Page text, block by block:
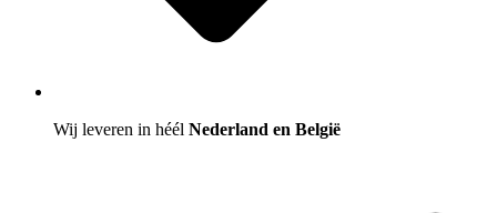
Wij leveren in héél Nederland en België